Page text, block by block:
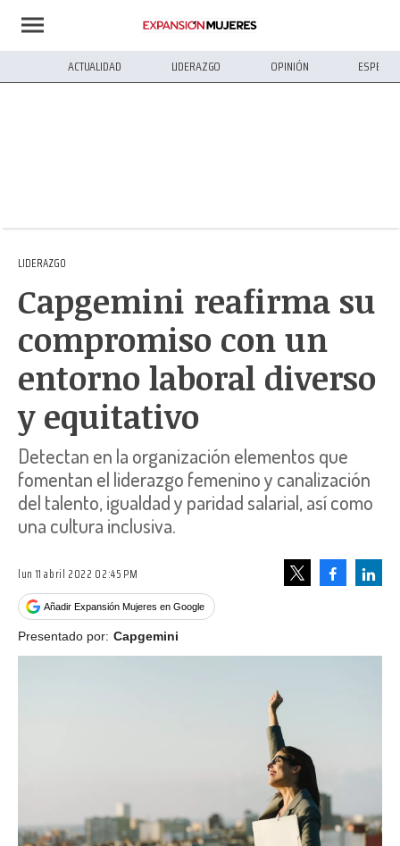
ACTUALIDAD LIDERAZGO OPINIÓN
LIDERAZGO
Capgemini reafirma su
compromiso con un
entorno laboral diverso
y equitativo
Detectan en la organización elementos que
fomentan el liderazgo femenino y canalización
del talento, igualdad y paridad salarial, así como
una cultura inclusiva.
lun 11 abril 2022 02:45 PM
Añadir Expansión Mujeres en Google
Facebook
Presentado por: Capgemini